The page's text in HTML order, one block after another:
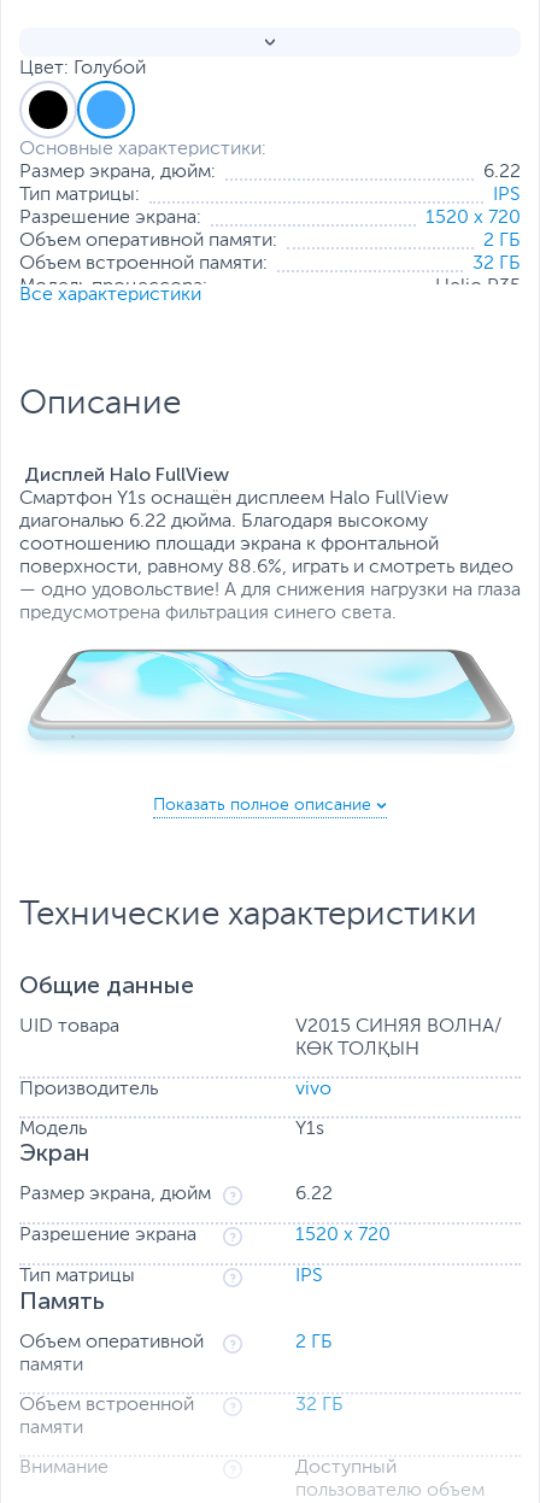
Цвет: Голубой
Основные характеристики:
Размер экрана, дюйм:
6.22
Тип матрицы:
IPS
Разрешение экрана:
1520 x 720
Объем оперативной памяти:
2 ГБ
Объем встроенной памяти:
32 ГБ
Модель процессора:
Helio P35
Тип SIM-карты:
Все характеристики
Описание
Дисплей Halo FullView
Смартфон Y1s оснащён дисплеем Halo FullView
диагональю 6.22 дюйма. Благодаря высокому
соотношению площади экрана к фронтальной
поверхности, равному 88.6%, играть и смотреть видео
— одно удовольствие! А для снижения нагрузки на глаза
предусмотрена фильтрация синего света.
кожи. Откройте свою настоящую и естественную
красоту!
Аккумулятор ёмкостью 4030 мАч с эксклюзивной
системой энергопотребления помогает смартфону
Y1s работать дольше, а вам — наслаждаться играми и
просмотром видео. Забудьте о разряженном
аккумуляторе.
32 Гб встроенной памяти
Благодаря 32 ГБ встроенной памяти вы сможете
если использовать SD-карту, объём памяти смартфона
Y1s составит целых 256 Гб.
Технические характеристики
Общие данные
UID товара
V2015 СИНЯЯ ВОЛНА/
КӨК ТОЛҚЫН
Производитель vivo
Модель Y1s
Экран
Размер экрана, дюйм 6.22
Разрешение экрана 1520 x 720
Тип матрицы IPS
Память
Объем оперативной
памяти
2 ГБ
Объем встроенной
памяти
32 ГБ
Внимание
Доступный
пользователю объем